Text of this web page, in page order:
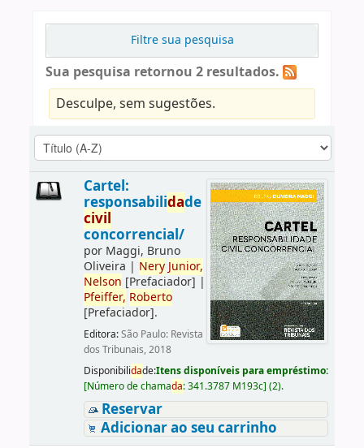
Filtre sua pesquisa
Sua pesquisa retornou 2 resultados.
Desculpe, sem sugestões.
Cartel:
responsabilidade
civil
concorrencial/
por Maggi, Bruno
Oliveira | Nery Junior,
Nelson [Prefaciador] |
Pfeiffer, Roberto
[Prefaciador].
Editora:São Paulo: Revista
dos Tribunais, 2018
Disponibilidade:Itens disponíveis para empréstimo:
[Número de chamada:341.3787 M193c] (2).
Reservar
Adicionar ao seu carrinho